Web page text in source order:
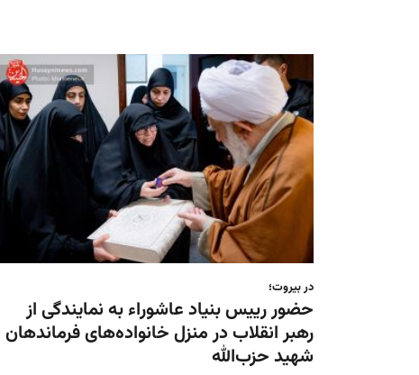
در بیروت؛
حضور رییس بنیاد عاشوراء به نمایندگی از
رهبر انقلاب در منزل خانواده‌های فرماندهان
شهید حزب‌الله